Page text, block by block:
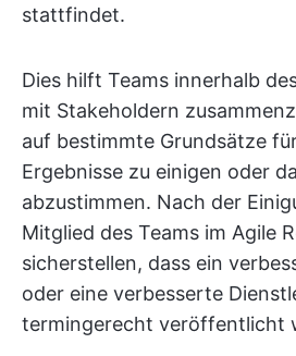
stattfindet.
Dies hilft Teams innerhalb
mit Stakeholdern
auf bestimmte Grundsätze
Ergebnisse zu einigen oder
abzustimmen. Nach der
Mitglied des Teams im Agile
sicherstellen, dass ein
oder eine verbesserte
termingerecht veröffentlicht